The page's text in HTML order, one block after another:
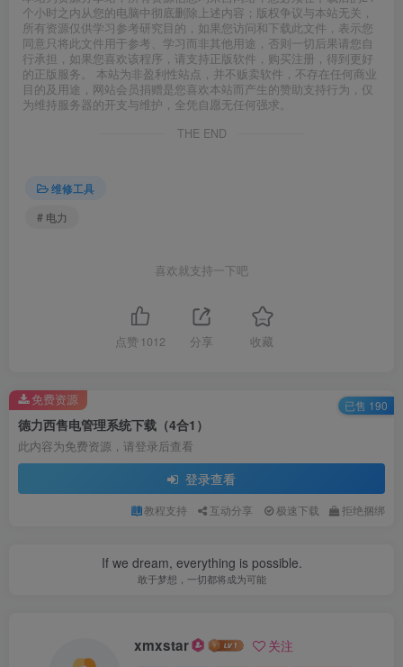
个小时之内从您的电脑中彻底删除上述内容；版权争议与本站无关，
所有资源仅供学习参考研究目的，如果您访问和下载此文件，表示您
同意只将此文件用于参考、学习而非其他用途，否则一切后果请您自
行承担，如果您喜欢该程序，请支持正版软件，购买注册，得到更好
的正版服务。 本站为非盈利性站点，并不贩卖软件，不存在任何商业
目的及用途，网站会员捐赠是您喜欢本站而产生的赞助支持行为，仅
为维持服务器的开支与维护，全凭自愿无任何强求。
THE END
维修工具
# 电力
喜欢就支持一下吧
点赞 1012 分享 收藏
德力西售电管理系统下载（4合1）
此内容为免费资源，请登录后查看
登录查看
教程支持 互动分享 极速下载 拒绝捆绑
免费资源 已售 190
If we dream, everything is possible.
敢于梦想，一切都将成为可能
xmxstar 关注